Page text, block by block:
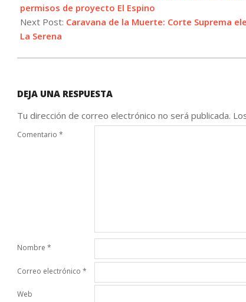
28
permisos de proyecto El Espino
Next Post: Caravana de la Muerte: Corte Suprema
La Serena
DEJA UNA RESPUESTA
Tu dirección de correo electrónico no será publicada.
Comentario *
Nombre *
Correo electrónico *
Web